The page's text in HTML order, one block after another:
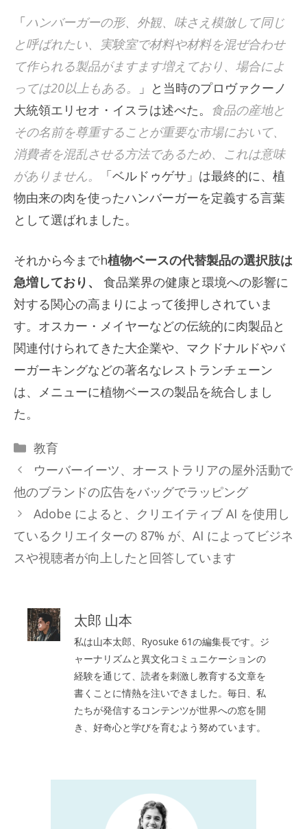
「ハンバーガーの形、外観、味さえ模倣して同じ
と呼ばれたい、実験室で材料や材料を混ぜ合わせ
て作られる製品がますます増えており、場合によ
っては20以上もある。
」と当時のプロヴァクーノ
大統領エリセオ・イスラは述べた。
食品の産地と
その名前を尊重することが重要な市場において、
消費者を混乱させる方法であるため、これは意味
がありません。
「ベルドゥゲサ」は最終的に、植
物由来の肉を使ったハンバーガーを定義する言葉
として選ばれました。
それから今までh植物ベースの代替製品の選択肢は
急増しており、 食品業界の健康と環境への影響に
対する関心の高まりによって後押しされていま
す。オスカー・メイヤーなどの伝統的に肉製品と
関連付けられてきた大企業や、マクドナルドやバ
ーガーキングなどの著名なレストランチェーン
は、メニューに植物ベースの製品を統合しまし
た。
カ
テ
リ
ー
教育
ウーバーイーツ、オーストラリアの屋外活動で
他のブランドの広告をバッグでラッピング
Adobe によると、クリエイティブ AI を使用し
ているクリエイターの 87% が、AI によってビジネ
スや視聴者が向上したと回答しています
太郎 山本
私は山本太郎、Ryosuke 61の編集長です。ジ
ャーナリズムと異文化コミュニケーションの
経験を通じて、読者を刺激し教育する文章を
書くことに情熱を注いできました。毎日、私
たちが発信するコンテンツが世界への窓を開
き、好奇心と学びを育むよう努めています。